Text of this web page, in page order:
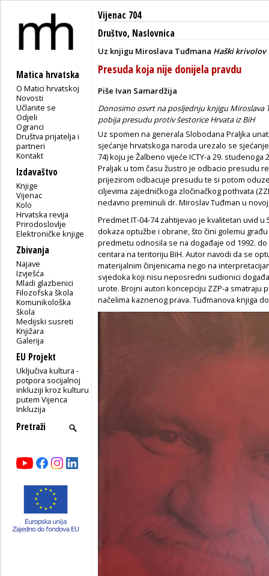
Matica hrvatska
O Matici hrvatskoj
Novosti
Učlanite se
Odjeli
Ogranci
Društva prijatelja i
partneri
Kontakt
Izdavaštvo
Knjige
Vijenac
Kolo
Hrvatska revija
Prirodoslovlje
Elektroničke knjige
Zbivanja
Najave
Izvješća
Mladi glazbenici
Filozofska škola
Komunikološka
škola
Medijski susreti
Knjižara
Galerija
EU Projekt
Uključiva kultura -
potpora socijalnoj
inkluziji kroz kulturu
putem Vijenca
Inkluzija
Vijenac 704
Društvo, Naslovnica
Uz knjigu Miroslava Tuđmana Haški krivolov
Presuda koja nije donijela pravdu
Piše Ivan Samardžija
Donosimo osvrt na posljednju knjigu
pobija presudu protiv šestorice Hrvata iz BiH
Uz spomen na generala Slobodana Praljka
sjećanje hrvatskoga naroda urezalo se
74) koju je Žalbeno vijeće ICTY-a 29.
Praljak u tom času žustro je odbacio presudu
prijezirom odbacuje presudu te si potom
ciljevima zajedničkoga zločinačkog pothvata
nedavno preminuli dr. Miroslav Tuđman u
Predmet IT-04-74 zahtijevao je kvalitetan uvid
dokaza optužbe i obrane, što čini golemu
predmetu odnosila se na događaje od 1992.
centara na teritoriju BiH. Autor navodi da se
materijalnim činjenicama nego na
svjedoka koji nisu neposredni sudionici
urote. Brojni autori koncepciju ZZP-a smatraju
načelima kaznenog prava. Tuđmanova knjiga